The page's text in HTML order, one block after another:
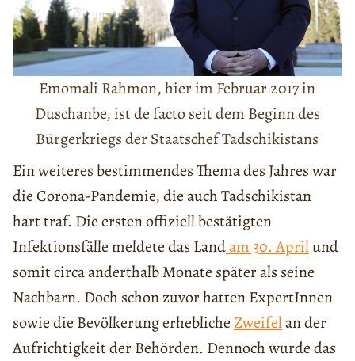
Emomali Rahmon, hier im Februar 2017 in
Duschanbe, ist de facto seit dem Beginn des
Bürgerkriegs der Staatschef Tadschikistans
Ein weiteres bestimmendes Thema des Jahres war
die Corona-Pandemie, die auch Tadschikistan
hart traf. Die ersten offiziell bestätigten
Infektionsfälle meldete das Landam 30. Aprilund
somit circa anderthalb Monate später als seine
Nachbarn. Doch schon zuvor hatten ExpertInnen
sowie die Bevölkerung erheblicheZweifelan der
Aufrichtigkeit der Behörden. Dennoch wurde das